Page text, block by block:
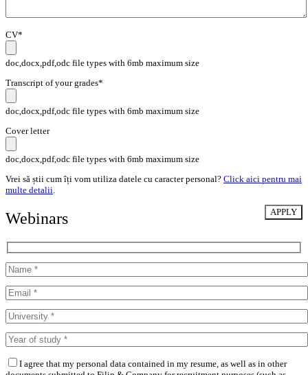
CV*
doc,docx,pdf,odc file types with 6mb maximum size
Transcript of your grades*
doc,docx,pdf,odc file types with 6mb maximum size
Cover letter
doc,docx,pdf,odc file types with 6mb maximum size
Vrei să știi cum îți vom utiliza datele cu caracter personal? Click aici pentru mai
multe detalii.
Webinars
I agree that my personal data contained in my resume, as well as in other